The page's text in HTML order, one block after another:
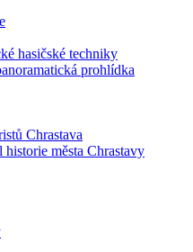
hasičské techniky
prohlídka
Chrastava
historie města Chrastavy